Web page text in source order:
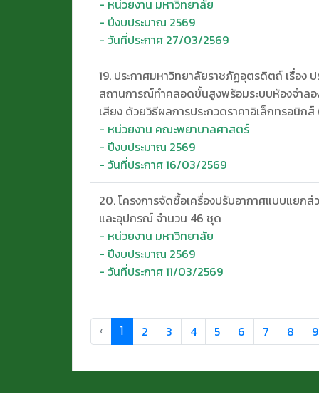
- หน่วยงาน มหาวิทยาลัย
- ปีงบประมาณ 2569
- วันที่ประกาศ 27/03/2569
19. ประกาศมหาวิทยาลัยราชภัฏอุตรดิตถ์ เรื่อง
สถานการณ์ทำคลอดขั้นสูงพร้อมระบบห้องจำล
เสียง ด้วยวิธีผลการประกวดราคาอิเล็กทรอนิก
- หน่วยงาน คณะพยาบาลศาสตร์
- ปีงบประมาณ 2569
- วันที่ประกาศ 16/03/2569
20. โครงการจัดซื้อเครื่องปรับอากาศแบบแย
และอุปกรณ์ จำนวน 46 ชุด
- หน่วยงาน มหาวิทยาลัย
- ปีงบประมาณ 2569
- วันที่ประกาศ 11/03/2569
‹ 1 2 3 4 5 6 7 8 9